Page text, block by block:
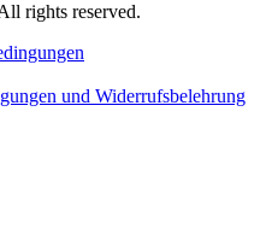
rights reserved.
und Widerrufsbelehrung